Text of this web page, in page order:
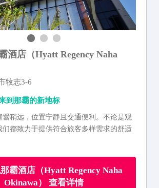
酒店（Hyatt Regency Naha
牧志3-6
到那霸的新地标
嚣稍远，位置宁静且交通便利。不论是观
们都致力于提供符合旅客多样需求的舒适
霸酒店（Hyatt Regency Naha
Okinawa） 查看详情